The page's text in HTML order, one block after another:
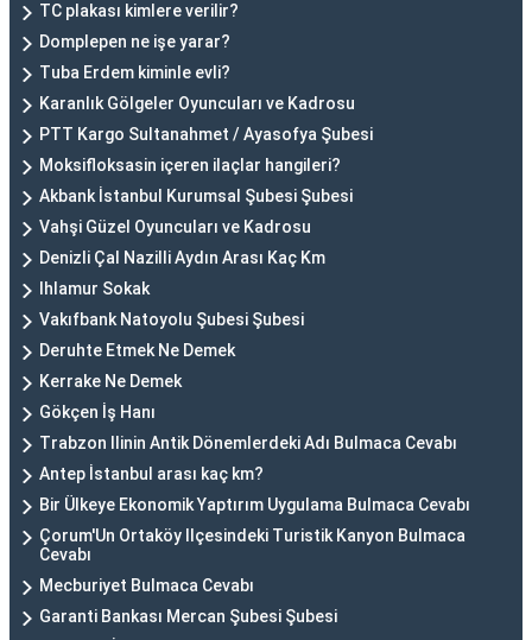
TC plakası kimlere verilir?
Domplepen ne işe yarar?
Tuba Erdem kiminle evli?
Karanlık Gölgeler Oyuncuları ve Kadrosu
PTT Kargo Sultanahmet / Ayasofya Şubesi
Moksifloksasin içeren ilaçlar hangileri?
Akbank İstanbul Kurumsal Şubesi Şubesi
Vahşi Güzel Oyuncuları ve Kadrosu
Denizli Çal Nazilli Aydın Arası Kaç Km
Ihlamur Sokak
Vakıfbank Natoyolu Şubesi Şubesi
Deruhte Etmek Ne Demek
Kerrake Ne Demek
Gökçen İş Hanı
Trabzon Ilinin Antik Dönemlerdeki Adı Bulmaca Cevabı
Antep İstanbul arası kaç km?
Bir Ülkeye Ekonomik Yaptırım Uygulama Bulmaca Cevabı
Çorum'Un Ortaköy Ilçesindeki Turistik Kanyon Bulmaca
Cevabı
Mecburiyet Bulmaca Cevabı
Garanti Bankası Mercan Şubesi Şubesi